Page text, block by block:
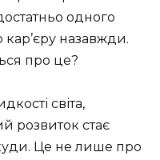
одного
назавжди.
про це?
світа,
розвиток стає
Це не лише про